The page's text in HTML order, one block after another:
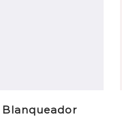
Blanqueador